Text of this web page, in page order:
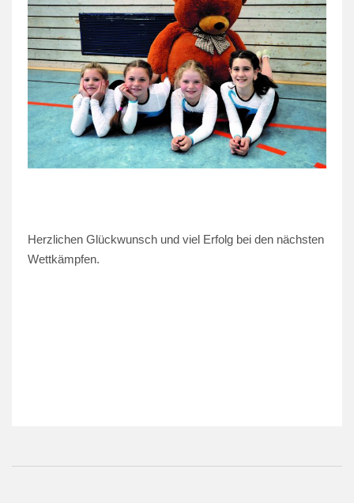
Herzlichen Glückwunsch und viel Erfolg bei den nächsten
Wettkämpfen.